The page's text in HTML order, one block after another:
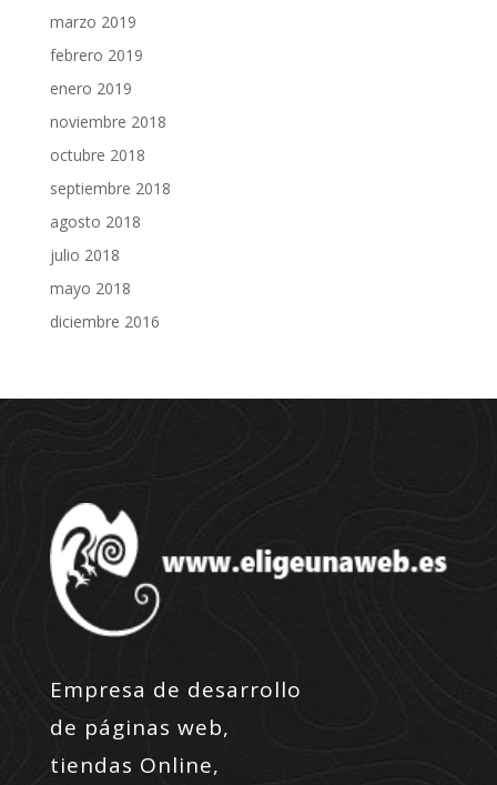
marzo 2019
febrero 2019
enero 2019
noviembre 2018
octubre 2018
septiembre 2018
agosto 2018
julio 2018
mayo 2018
diciembre 2016
Empresa de desarrollo
de páginas web,
tiendas Online,